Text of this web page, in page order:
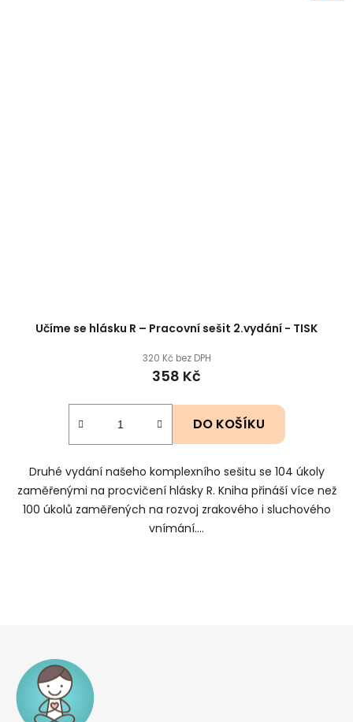
Učíme se hlásku R – Pracovní sešit 2.vydání - TISK
320 Kč bez DPH
358 Kč
DO KOŠÍKU
Druhé vydání našeho komplexního sešitu se 104 úkoly
zaměřenými na procvičení hlásky R. Kniha přináší více než
100 úkolů zaměřených na rozvoj zrakového i sluchového
vnímání....